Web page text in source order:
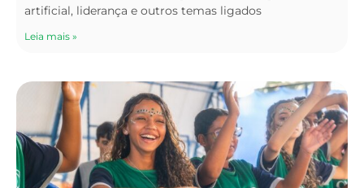
artificial, liderança e outros temas ligados
Leia mais »